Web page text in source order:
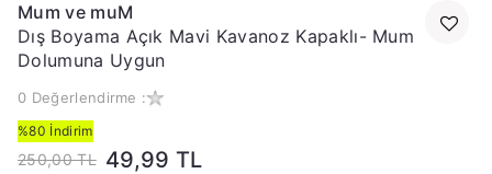
Mum ve muM
Dış Boyama Açık Mavi Kavanoz Kapaklı- Mum
Dolumuna Uygun
0 Değerlendirme :
%80 İndirim
250,00 TL 49,99 TL